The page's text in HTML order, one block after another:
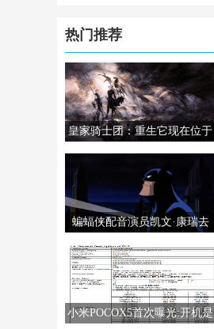
热门推荐
皇家骑士团：重生它现在位于
PS5/PS4/PC/NS上。
蝙蝠侠配音演员凯文·康瑞去
小米POCOX5首次曝光:开机是